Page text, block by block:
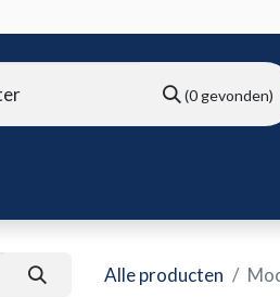
(0 gevonden)
Alle producten